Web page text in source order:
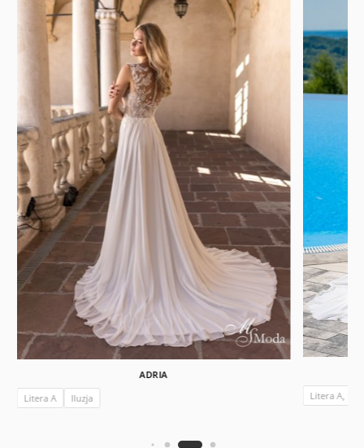
ADRIA
Litera A
Iluzja Litera A,